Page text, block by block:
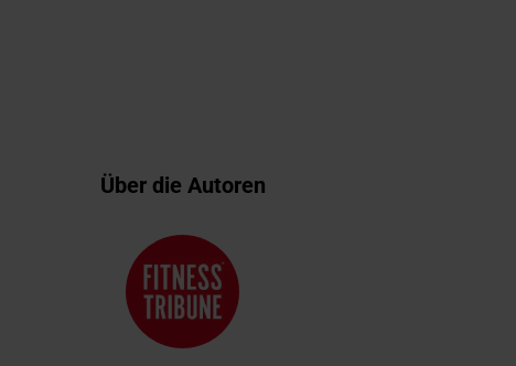
Über die Autoren